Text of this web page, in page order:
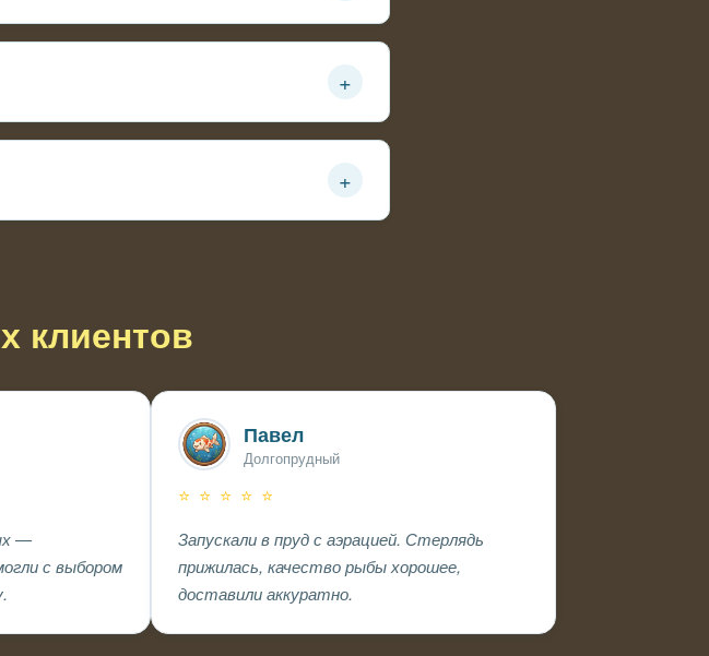
глубины. Желательна аэрация и стабильный
+
естественная кормовая база водоёма.
+
клиентов
—
с выбором
Павел
Долгопрудный
⭐ ⭐ ⭐ ⭐ ⭐
Запускали в пруд с аэрацией. Стерлядь
прижилась, качество рыбы хорошее,
доставили аккуратно.